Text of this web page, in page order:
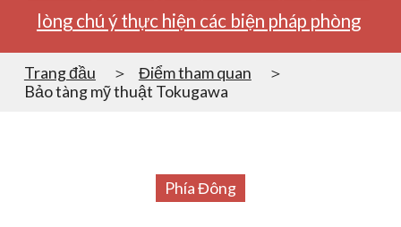
lòng chú ý thực hiện các biện pháp phòng
Trang đầu
Điểm tham quan
Bảo tàng mỹ thuật Tokugawa
Phía Đông